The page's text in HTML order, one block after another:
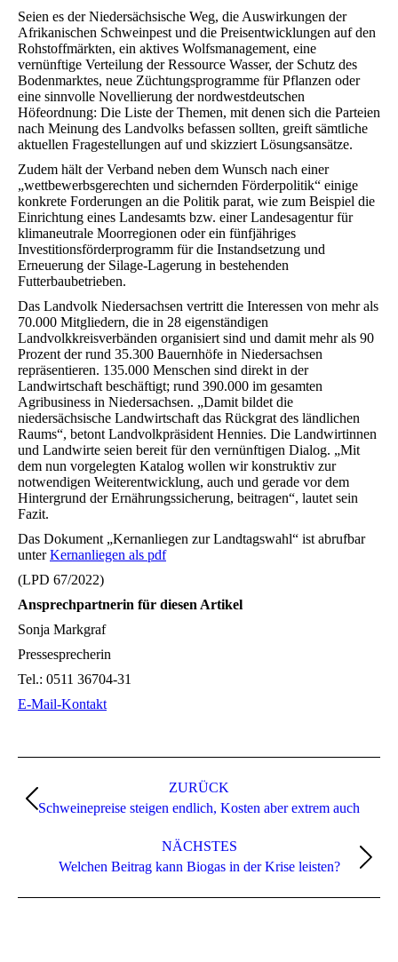
Seien es der Niedersächsische Weg, die Auswirkungen der
Afrikanischen Schweinpest und die Preisentwicklungen auf den
Rohstoffmärkten, ein aktives Wolfsmanagement, eine
vernünftige Verteilung der Ressource Wasser, der Schutz des
Bodenmarktes, neue Züchtungsprogramme für Pflanzen oder
eine sinnvolle Novellierung der nordwestdeutschen
Höfeordnung: Die Liste der Themen, mit denen sich die Parteien
nach Meinung des Landvolks befassen sollten, greift sämtliche
aktuellen Fragestellungen auf und skizziert Lösungsansätze.
Zudem hält der Verband neben dem Wunsch nach einer
„wettbewerbsgerechten und sichernden Förderpolitik“ einige
konkrete Forderungen an die Politik parat, wie zum Beispiel die
Einrichtung eines Landesamts bzw. einer Landesagentur für
klimaneutrale Moorregionen oder ein fünfjähriges
Investitionsförderprogramm für die Instandsetzung und
Erneuerung der Silage-Lagerung in bestehenden
Futterbaubetrieben.
Das Landvolk Niedersachsen vertritt die Interessen von mehr als
70.000 Mitgliedern, die in 28 eigenständigen
Landvolkkreisverbänden organisiert sind und damit mehr als 90
Prozent der rund 35.300 Bauernhöfe in Niedersachsen
repräsentieren. 135.000 Menschen sind direkt in der
Landwirtschaft beschäftigt; rund 390.000 im gesamten
Agribusiness in Niedersachsen. „Damit bildet die
niedersächsische Landwirtschaft das Rückgrat des ländlichen
Raums“, betont Landvolkpräsident Hennies. Die Landwirtinnen
und Landwirte seien bereit für den vernünftigen Dialog. „Mit
dem nun vorgelegten Katalog wollen wir konstruktiv zur
notwendigen Weiterentwicklung, auch und gerade vor dem
Hintergrund der Ernährungssicherung, beitragen“, lautet sein
Fazit.
Das Dokument „Kernanliegen zur Landtagswahl“ ist abrufbar
unterKernanliegen als pdf
(LPD 67/2022)
Ansprechpartnerin für diesen Artikel
Sonja Markgraf
Pressesprecherin
Tel.: 0511 36704-31
E-Mail-Kontakt
ZURÜCK
Vorheriger
Schweinepreise steigen endlich, Kosten aber extrem auch
NÄCHSTES
Nächster
Welchen Beitrag kann Biogas in der Krise leisten?